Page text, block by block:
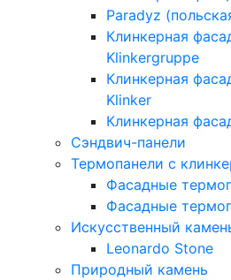
Paradyz
Клинкерная
Klinkergruppe
Клинкерная
Klinker
Клинкерная
Сэндвич-панели
Термопанели с
Фасадные
Фасадные
Искусственный
Leonardo Stone
Природный камень